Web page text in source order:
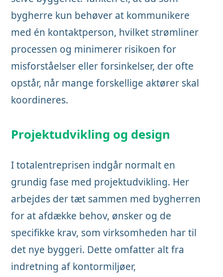
bygherre kun behøver at kommunikere
med én kontaktperson, hvilket strømliner
processen og minimerer risikoen for
misforståelser eller forsinkelser, der ofte
opstår, når mange forskellige aktører skal
koordineres.
Projektudvikling og design
I totalentreprisen indgår normalt en
grundig fase med projektudvikling. Her
arbejdes der tæt sammen med bygherren
for at afdække behov, ønsker og de
specifikke krav, som virksomheden har til
det nye byggeri. Dette omfatter alt fra
indretning af kontormiljøer,